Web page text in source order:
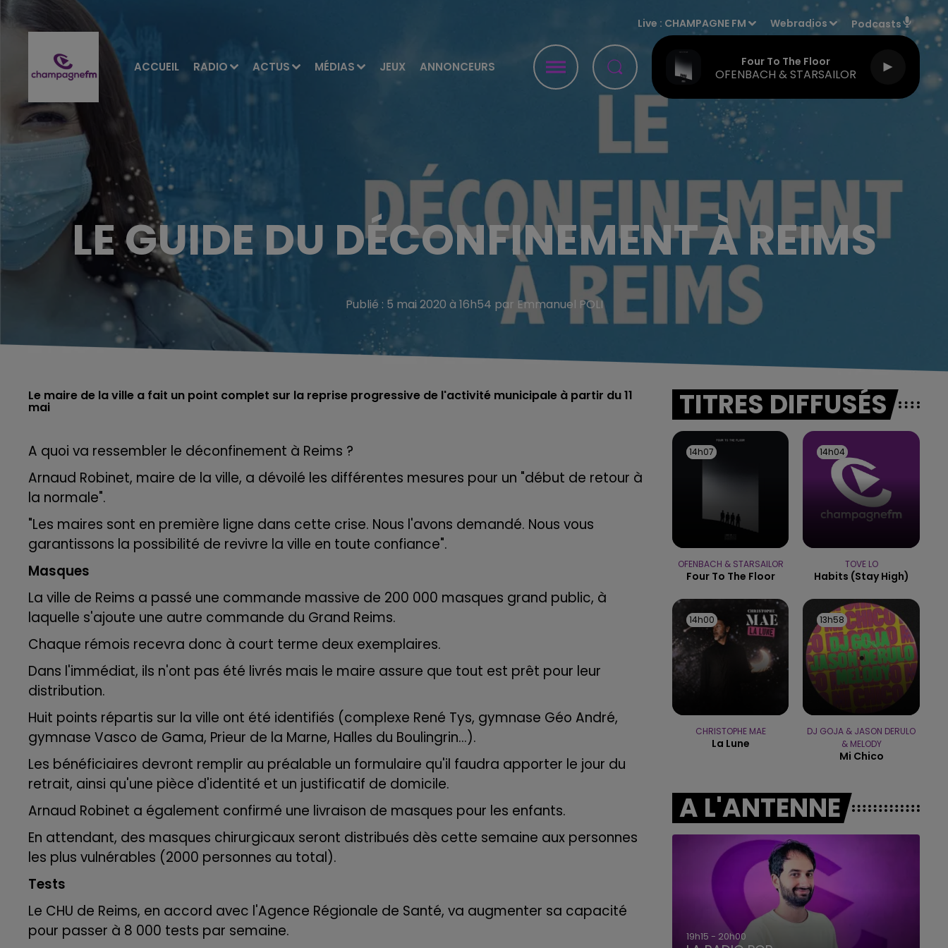
ACCUEIL RADIO ACTUS MÉDIAS JEUX ANNONCEURS
Live : CHAMPAGNE FM Webradios Podcasts
Four To The Floor
OFENBACH & STARSAILOR
LA RADIO POP LE CLUB CHAMPAGNE FM
19h00 - 19h15
LA POP MACHINE - CHAMPAGNE FM
LE GUIDE DU DÉCONFINEMENT À REIMS
Publié : 5 mai 2020 à 16h54 par Emmanuel POLI
Le maire de la ville a fait un point complet sur la reprise progressive de l'activité municipale à partir du 11
mai
A quoi va ressembler le déconfinement à Reims ?
Arnaud Robinet, maire de la ville, a dévoilé les différentes mesures pour un "début de retour à
la normale".
"Les maires sont en première ligne dans cette crise. Nous l'avons demandé. Nous vous
garantissons la possibilité de revivre la ville en toute confiance".
Masques
La ville de Reims a passé une commande massive de 200 000 masques grand public, à
laquelle s'ajoute une autre commande du Grand Reims.
Chaque rémois recevra donc à court terme deux exemplaires.
Dans l'immédiat, ils n'ont pas été livrés mais le maire assure que tout est prêt pour leur
distribution.
Huit points répartis sur la ville ont été identifiés (complexe René Tys, gymnase Géo André,
gymnase Vasco de Gama, Prieur de la Marne, Halles du Boulingrin...).
Les bénéficiaires devront remplir au préalable un formulaire qu'il faudra apporter le jour du
retrait, ainsi qu'une pièce d'identité et un justificatif de domicile.
Arnaud Robinet a également confirmé une livraison de masques pour les enfants.
En attendant, des masques chirurgicaux seront distribués dès cette semaine aux personnes
les plus vulnérables (2000 personnes au total).
Tests
Le CHU de Reims, en accord avec l'Agence Régionale de Santé, va augmenter sa capacité
pour passer à 8 000 tests par semaine.
TITRES DIFFUSÉS
14h07
14h07
OFENBACH & STARSAILOR
Four To The Floor
14h04
14h04
TOVE LO
Habits (stay High)
14h00
14h00
CHRISTOPHE MAE
La Lune
13h58
13h58
DJ GOJA & JASON DERULO
& MELODY
Mi Chico
A L'ANTENNE
19h00 - 19h15
5h00 - 6h00
LE BEST OF DE LA FAMILLE